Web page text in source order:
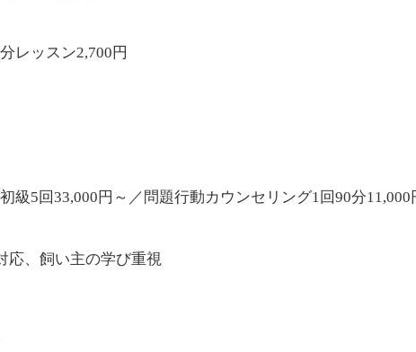
レッスン2,700円
級5回33,000円～／問題行動カウンセリング1回90分11,000
応、飼い主の学び重視